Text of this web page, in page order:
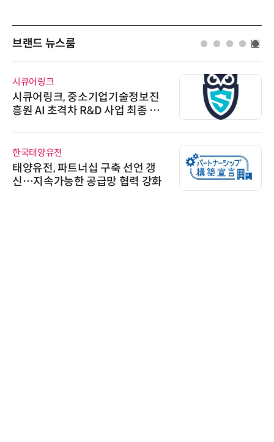
브랜드 뉴스룸
시큐어링크
시큐어링크, 중소기업기술정보진
흥원 AI 초격차 R&D 사업 최종 선
한국태양유전
태양유전, 파트너십 구축 선언 갱
신…지속가능한 공급망 협력 강화